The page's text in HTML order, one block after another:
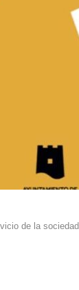
de la sociedad